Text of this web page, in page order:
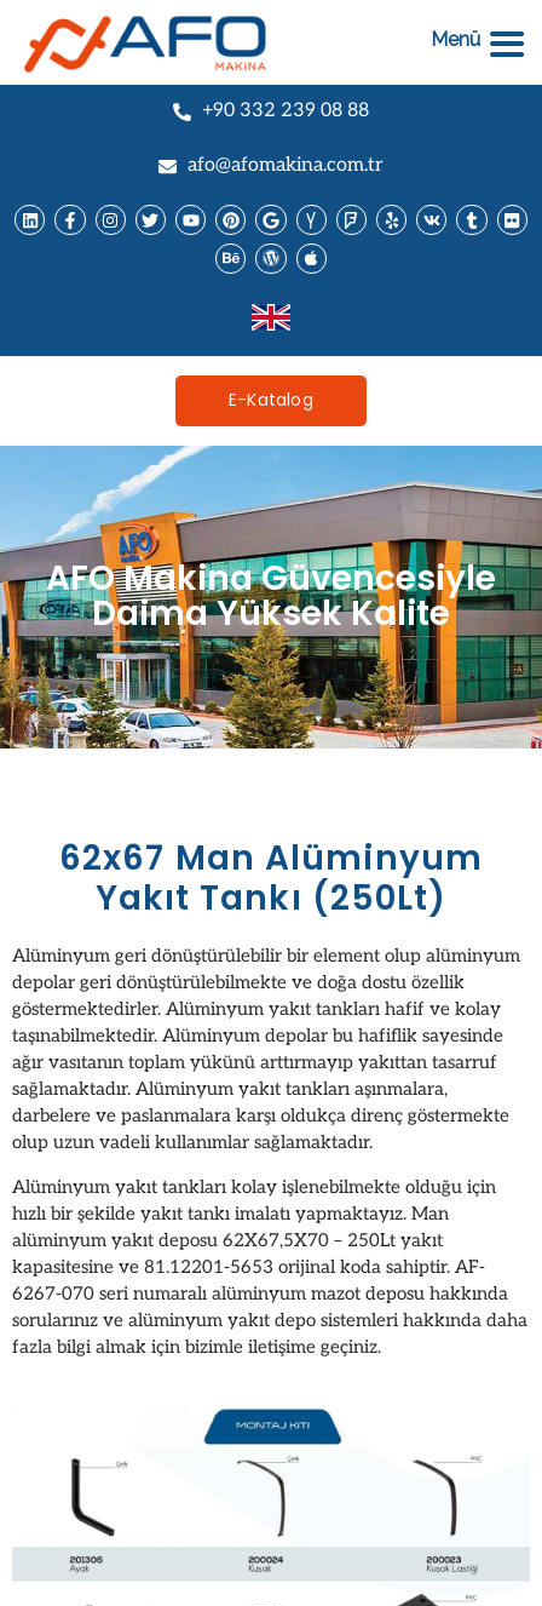
+90 332 239 08 88
afo@afomakina.com.tr
E-Katalog
AFO Makina Güvencesiyle
Daima Yüksek Kalite
62x67 Man Alüminyum
Yakıt Tankı (250Lt)
Alüminyum geri dönüştürülebilir bir element olup alüminyum
depolar geri dönüştürülebilmekte ve doğa dostu özellik
göstermektedirler. Alüminyum yakıt tankları hafif ve kolay
taşınabilmektedir. Alüminyum depolar bu hafiflik sayesinde
ağır vasıtanın toplam yükünü arttırmayıp yakıttan tasarruf
sağlamaktadır. Alüminyum yakıt tankları aşınmalara,
darbelere ve paslanmalara karşı oldukça direnç göstermekte
olup uzun vadeli kullanımlar sağlamaktadır.
Alüminyum yakıt tankları kolay işlenebilmekte olduğu için
hızlı bir şekilde yakıt tankı imalatı yapmaktayız. Man
alüminyum yakıt deposu 62X67,5X70 – 250Lt yakıt
kapasitesine ve 81.12201-5653 orijinal koda sahiptir. AF-
6267-070 seri numaralı alüminyum mazot deposu hakkında
sorularınız ve alüminyum yakıt depo sistemleri hakkında daha
fazla bilgi almak için bizimle iletişime geçiniz.
Menü